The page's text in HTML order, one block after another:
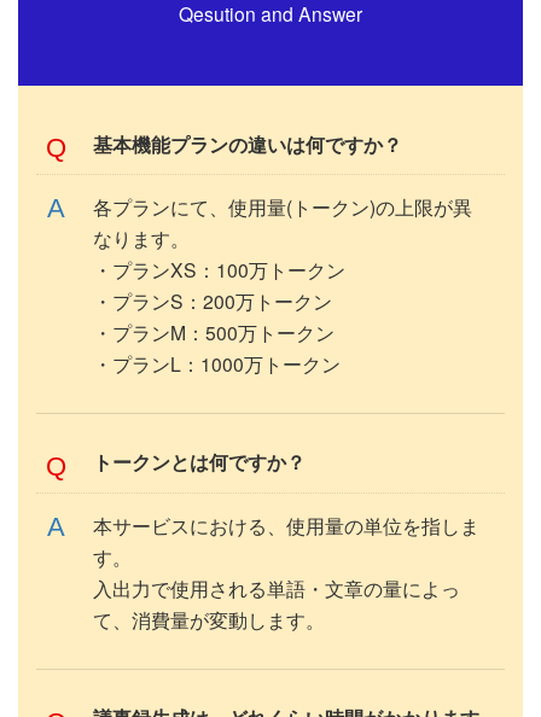
Qesution and Answer
基本機能プランの違いは何ですか？
各プランにて、使用量(トークン)の上限が異
なります。
・プランXS：100万トークン
・プランS：200万トークン
・プランM：500万トークン
・プランL：1000万トークン
トークンとは何ですか？
本サービスにおける、使用量の単位を指しま
す。
入出力で使用される単語・文章の量によっ
て、消費量が変動します。